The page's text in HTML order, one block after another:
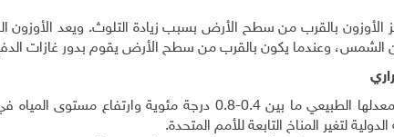
الأوزون بالقرب من سطح الأرض بسبب زيادة التلوث. ويعد الأوزون
الشمس، وعندما يكون بالقرب من سطح الأرض يقوم بدور غازات
لتغير المناخ التابعة للأمم المتحدة.